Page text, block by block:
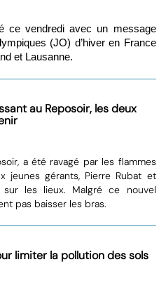
ce vendredi avec un message
(JO) d’hiver en France
et Lausanne.
au Reposoir, les deux
a été ravagé par les flammes
jeunes gérants, Pierre Rubat et
sur les lieux. Malgré ce nouvel
pas baisser les bras.
limiter la pollution des sols